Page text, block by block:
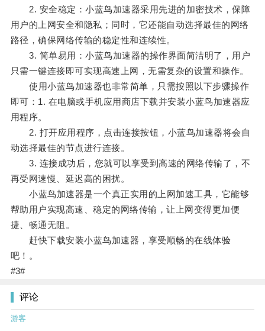
2. 安全稳定：小蓝鸟加速器采用先进的加密技术，保障
用户的上网安全和隐私；同时，它还能自动选择最佳的网络
路径，确保网络传输的稳定性和连续性。
3. 简单易用：小蓝鸟加速器的操作界面简洁明了，用户
只需一键连接即可实现高速上网，无需复杂的设置和操作。
使用小蓝鸟加速器也非常简单，只需按照以下步骤操作
即可：1. 在电脑或手机应用商店下载并安装小蓝鸟加速器应
用程序。
2. 打开应用程序，点击连接按钮，小蓝鸟加速器将会自
动选择最佳的节点进行连接。
3. 连接成功后，您就可以享受到高速的网络传输了，不
再受网速慢、延迟高的困扰。
小蓝鸟加速器是一个真正实用的上网加速工具，它能够
帮助用户实现高速、稳定的网络传输，让上网变得更加便
捷、畅通无阻。
赶快下载安装小蓝鸟加速器，享受顺畅的在线体验
吧！。
#3#
评论
游客